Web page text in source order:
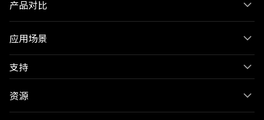
产品对比
应用场景
支持
资源